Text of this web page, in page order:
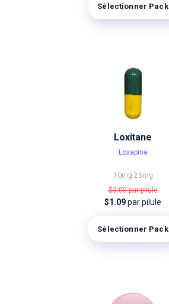
Sélectionner Pack
Loxitane
Loxapine
10mg 25mg
$3.00par pilule
$1.09par pilule
Sélectionner Pack